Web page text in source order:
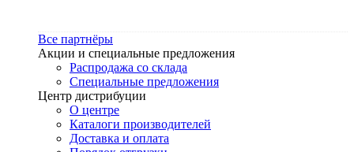
Все партнёры
Акции и специальные предложения
Распродажа со склада
Специальные предложения
Центр дистрибуции
О центре
Каталоги производителей
Доставка и оплата